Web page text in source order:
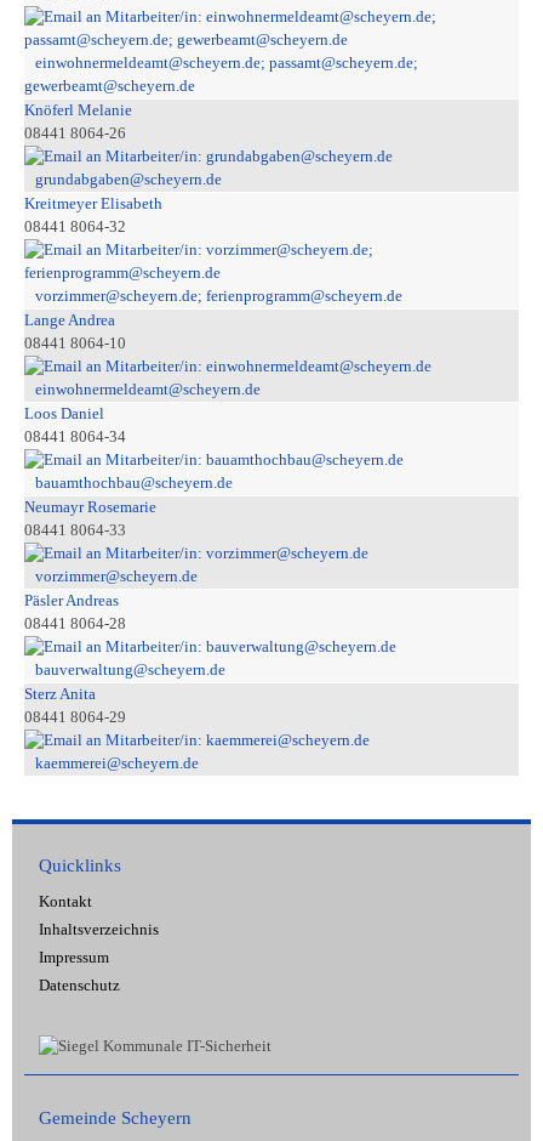
einwohnermeldeamt@scheyern.de; passamt@scheyern.de;
gewerbeamt@scheyern.de
Knöferl Melanie
08441 8064-26
grundabgaben@scheyern.de
Kreitmeyer Elisabeth
08441 8064-32
vorzimmer@scheyern.de; ferienprogramm@scheyern.de
Lange Andrea
08441 8064-10
einwohnermeldeamt@scheyern.de
Loos Daniel
08441 8064-34
bauamthochbau@scheyern.de
Neumayr Rosemarie
08441 8064-33
vorzimmer@scheyern.de
Päsler Andreas
08441 8064-28
bauverwaltung@scheyern.de
Sterz Anita
08441 8064-29
kaemmerei@scheyern.de
Quicklinks
Kontakt
Inhaltsverzeichnis
Impressum
Datenschutz
Gemeinde Scheyern